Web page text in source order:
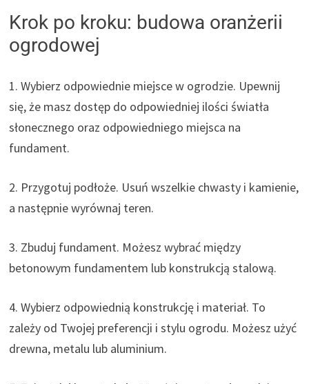
Krok po kroku: budowa oranżerii
ogrodowej
1. Wybierz odpowiednie miejsce w ogrodzie. Upewnij
się, że masz dostęp do odpowiedniej ilości światła
słonecznego oraz odpowiedniego miejsca na
fundament.
2. Przygotuj podłoże. Usuń wszelkie chwasty i kamienie,
a następnie wyrównaj teren.
3. Zbuduj fundament. Możesz wybrać między
betonowym fundamentem lub konstrukcją stalową.
4. Wybierz odpowiednią konstrukcję i materiał. To
zależy od Twojej preferencji i stylu ogrodu. Możesz użyć
drewna, metalu lub aluminium.